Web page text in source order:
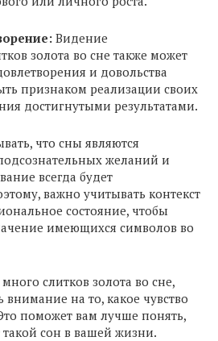
Видение
золота во сне также может
и довольства
признаком реализации своих
достигнутыми результатами.
что сны являются
желаний и
всегда будет
важно учитывать контекст
состояние, чтобы
имеющихся символов во
слитков золота во сне,
на то, какое чувство
поможет вам лучше понять,
сон в вашей жизни.